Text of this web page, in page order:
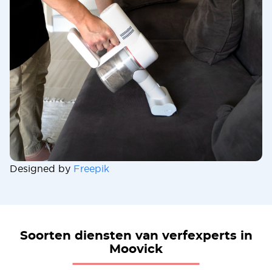
Designed by Freepik
Soorten diensten van verfexperts in
Moovick